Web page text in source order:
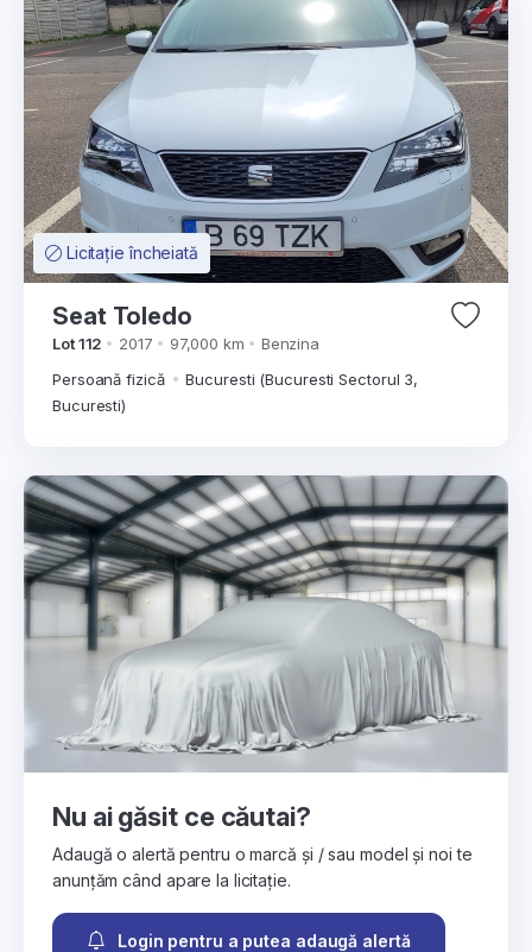
Licitație încheiată
Seat Toledo
Lot 112 2017 97,000 km
Benzina
Persoană fizică
Bucuresti (Bucuresti Sectorul 3,
Bucuresti)
Nu ai găsit ce căutai?
Adaugă o alertă pentru o marcă și / sau model și noi te
anunțăm când apare la licitație.
Login pentru a putea adaugă alertă